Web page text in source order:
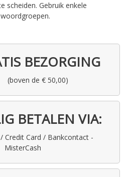
scheiden. Gebruik enkele
BEZORGING
(boven de € 50,00)
BETALEN VIA:
Credit Card / Bankcontact -
MisterCash